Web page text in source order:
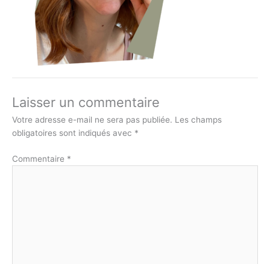
Laisser un commentaire
Votre adresse e-mail ne sera pas publiée. Les champs
obligatoires sont indiqués avec *
Commentaire *